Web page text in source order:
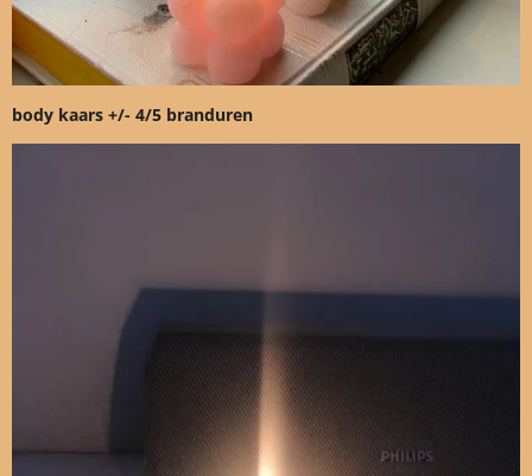
body kaars +/- 4/5 branduren